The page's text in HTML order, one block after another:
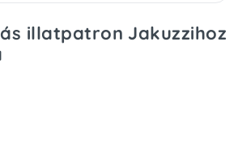
illatpatron Jakuzzihoz